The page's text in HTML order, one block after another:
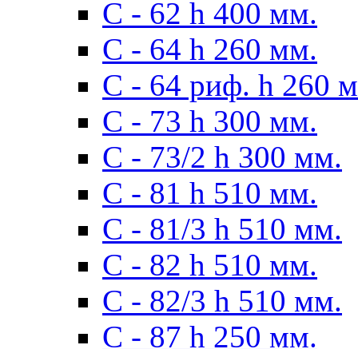
С - 62 h 400 мм.
С - 64 h 260 мм.
С - 64 риф. h 260
С - 73 h 300 мм.
С - 73/2 h 300 мм.
С - 81 h 510 мм.
С - 81/3 h 510 мм.
С - 82 h 510 мм.
С - 82/3 h 510 мм.
С - 87 h 250 мм.